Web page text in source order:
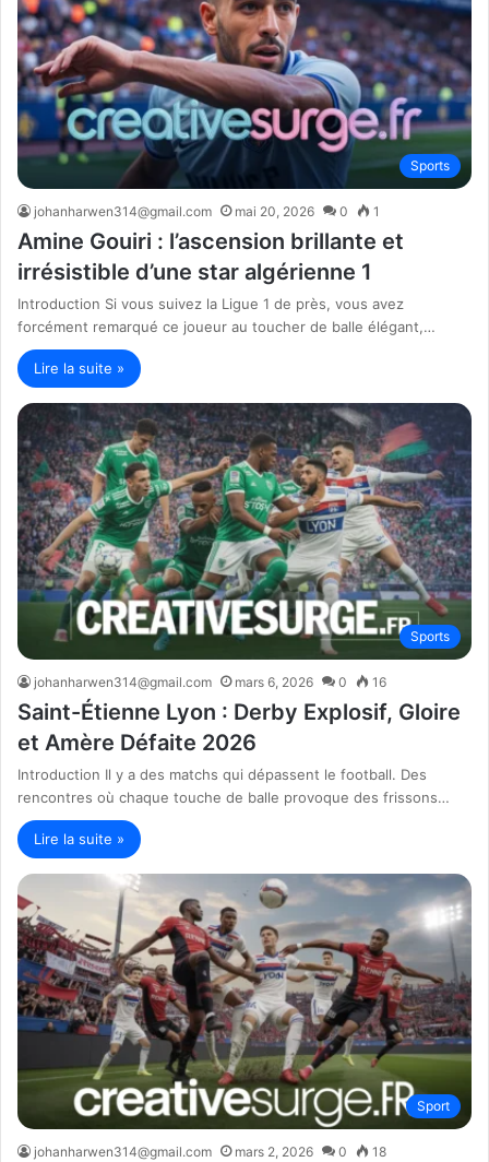
Sports
johanharwen314@gmail.com mai 20, 2026 0 1
Amine Gouiri : l’ascension brillante et
irrésistible d’une star algérienne 1
Introduction Si vous suivez la Ligue 1 de près, vous avez
forcément remarqué ce joueur au toucher de balle élégant,…
Lire la suite »
Sports
johanharwen314@gmail.com mars 6, 2026 0 16
Saint-Étienne Lyon : Derby Explosif, Gloire
et Amère Défaite 2026
Introduction Il y a des matchs qui dépassent le football. Des
rencontres où chaque touche de balle provoque des frissons…
Lire la suite »
Sport
johanharwen314@gmail.com mars 2, 2026 0 18